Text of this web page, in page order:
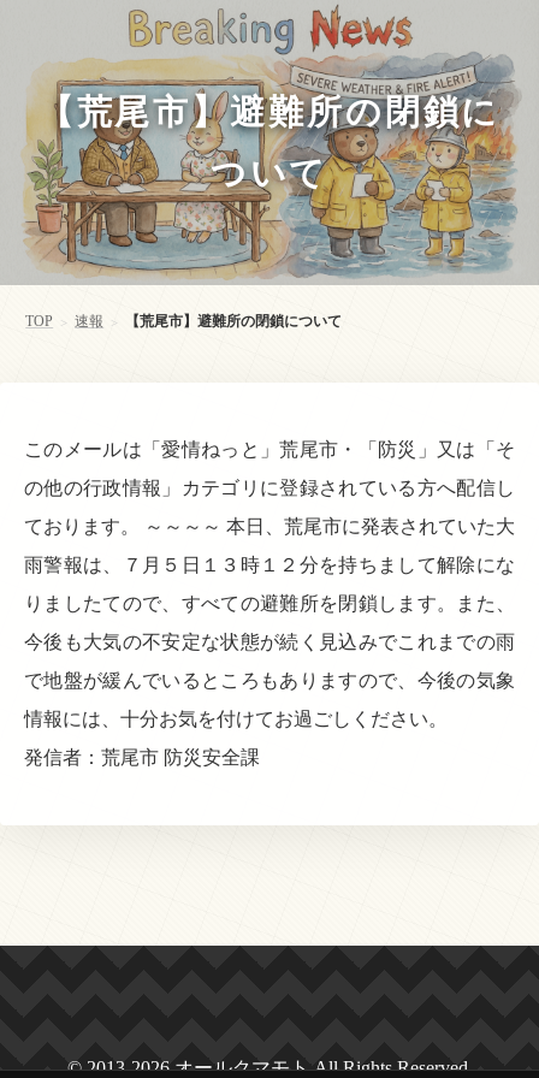
【荒尾市】避難所の閉鎖に
ついて
TOP > 速報 > 【荒尾市】避難所の閉鎖について
このメールは「愛情ねっと」荒尾市・「防災」又は「そ
の他の行政情報」カテゴリに登録されている方へ配信し
ております。 ～～～～ 本日、荒尾市に発表されていた大
雨警報は、７月５日１３時１２分を持ちまして解除にな
りましたてので、すべての避難所を閉鎖します。また、
今後も大気の不安定な状態が続く見込みでこれまでの雨
で地盤が緩んでいるところもありますので、今後の気象
情報には、十分お気を付けてお過ごしください。
発信者：荒尾市 防災安全課
© 2013-2026 オールクマモト All Rights Reserved.